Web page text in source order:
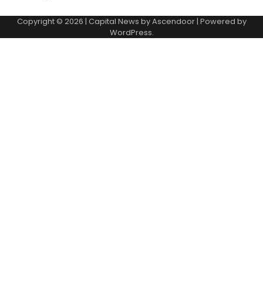
Copyright © 2026 | Capital News byAscendoor| Powered by
WordPress.